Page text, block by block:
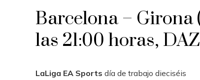
Barcelona – Girona
las 21:00 horas,
LaLiga EA Sports día de trabajo dieciséis